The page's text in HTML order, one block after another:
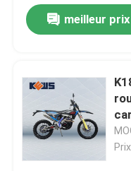
Contrôle de qualité
Contactez-nous
Blog
meilleur prix